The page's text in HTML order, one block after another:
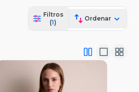
Filtros
(1)
Ordenar